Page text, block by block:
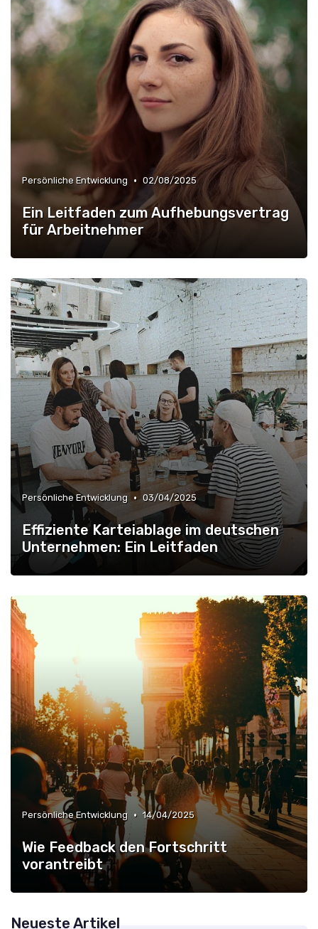
Persönliche Entwicklung • 02/08/2025
Ein Leitfaden zum Aufhebungsvertrag
für Arbeitnehmer
Persönliche Entwicklung • 03/04/2025
Effiziente Karteiablage im deutschen
Unternehmen: Ein Leitfaden
Persönliche Entwicklung • 14/04/2025
Wie Feedback den Fortschritt
vorantreibt
Neueste Artikel